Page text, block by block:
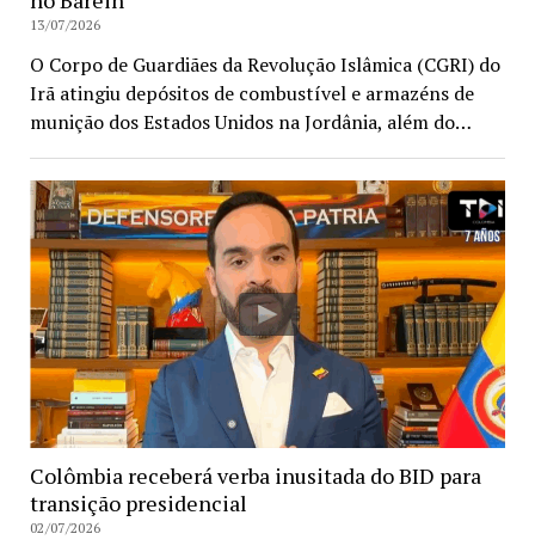
13/07/2026
O Corpo de Guardiães da Revolução Islâmica (CGRI) do
Irã atingiu depósitos de combustível e armazéns de
munição dos Estados Unidos na Jordânia, além do…
Colômbia receberá verba inusitada do BID para
transição presidencial
02/07/2026